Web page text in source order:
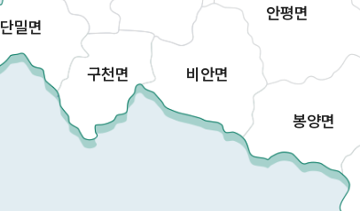
봉양면
비안면
구천면
단밀면
안평면